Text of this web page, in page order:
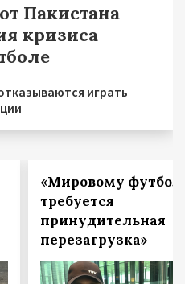
Пакистана
кризиса
играть
«Мировому
требуется
принудительная
перезагрузка»